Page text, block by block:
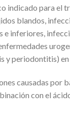
indicado para el
blandos,
e inferiores,
y periodontitis) en
causadas por
con el